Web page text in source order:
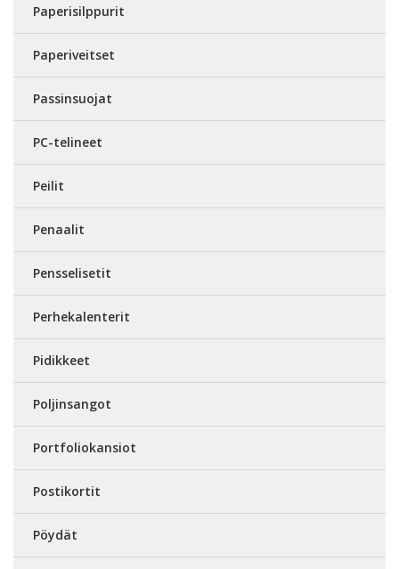
Paperisilppurit
Paperiveitset
Passinsuojat
PC-telineet
Peilit
Penaalit
Pensselisetit
Perhekalenterit
Pidikkeet
Poljinsangot
Portfoliokansiot
Postikortit
Pöydät